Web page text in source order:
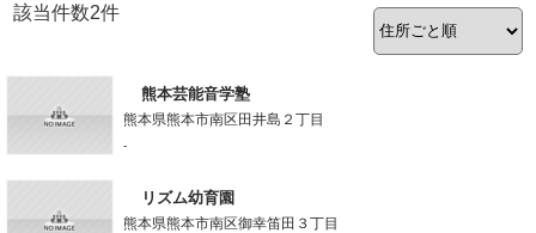
該当件数2件
熊本芸能音学塾
熊本県熊本市南区田井島２丁目
-
リズム幼育園
熊本県熊本市南区御幸笛田３丁目